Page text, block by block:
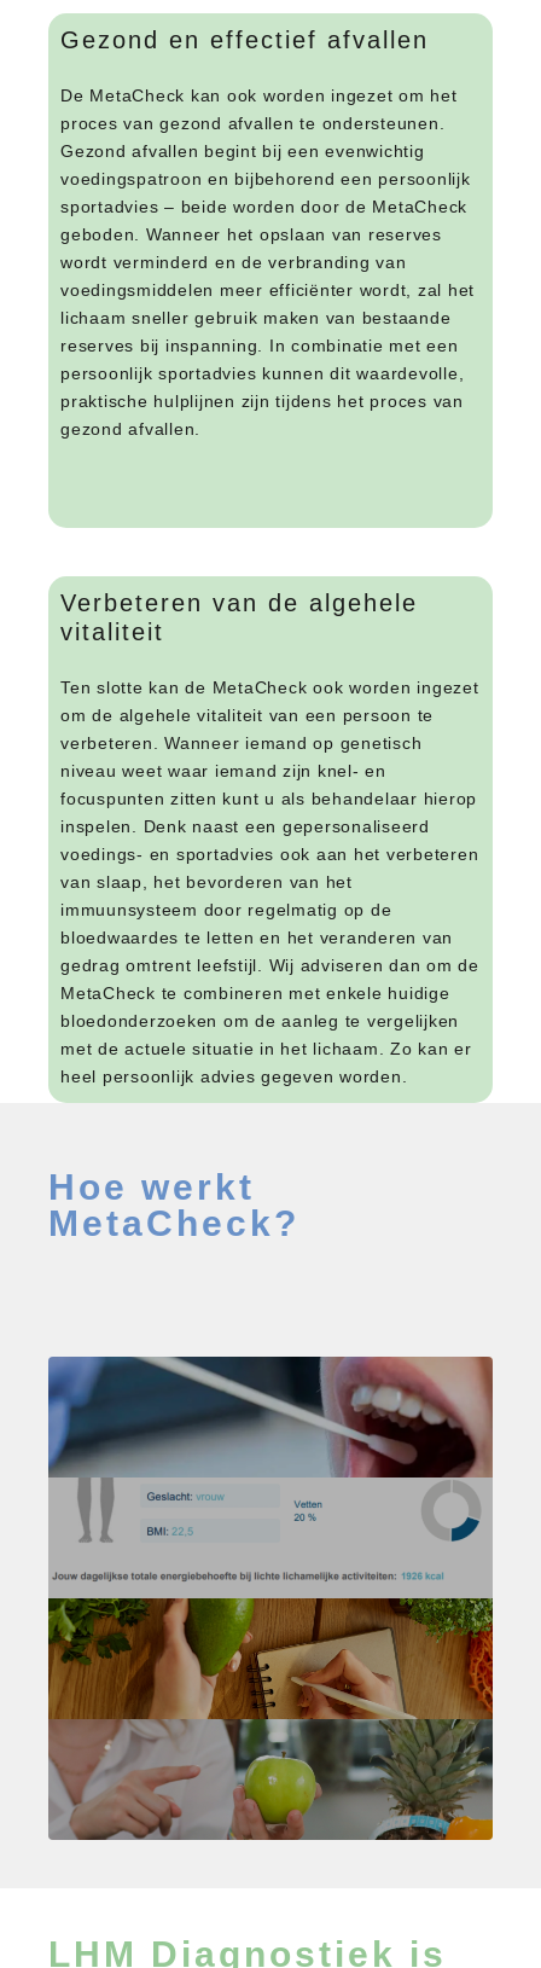
Gezond en effectief afvallen
De MetaCheck kan ook worden ingezet om het
proces van gezond afvallen te ondersteunen.
Gezond afvallen begint bij een evenwichtig
voedingspatroon en bijbehorend een persoonlijk
sportadvies – beide worden door de MetaCheck
geboden. Wanneer het opslaan van reserves
wordt verminderd en de verbranding van
voedingsmiddelen meer efficiënter wordt, zal het
lichaam sneller gebruik maken van bestaande
reserves bij inspanning. In combinatie met een
persoonlijk sportadvies kunnen dit waardevolle,
praktische hulplijnen zijn tijdens het proces van
gezond afvallen.
Verbeteren van de algehele
vitaliteit
Ten slotte kan de MetaCheck ook worden ingezet
om de algehele vitaliteit van een persoon te
verbeteren. Wanneer iemand op genetisch
niveau weet waar iemand zijn knel- en
focuspunten zitten kunt u als behandelaar hierop
inspelen. Denk naast een gepersonaliseerd
voedings- en sportadvies ook aan het verbeteren
van slaap, het bevorderen van het
immuunsysteem door regelmatig op de
bloedwaardes te letten en het veranderen van
gedrag omtrent leefstijl. Wij adviseren dan om de
MetaCheck te combineren met enkele huidige
bloedonderzoeken om de aanleg te vergelijken
met de actuele situatie in het lichaam. Zo kan er
heel persoonlijk advies gegeven worden.
Hoe werkt
MetaCheck?
LHM Diagnostiek is